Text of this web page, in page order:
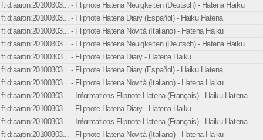
f:id:aaron:20100303... - Flipnote Hatena Neuigkeiten (Deutsch) - Hatena Haiku
f:id:aaron:20100303... - Flipnote Hatena Diary (Español) - Haiku Hatena
f:id:aaron:20100303... - Flipnote Hatena Novità (Italiano) - Hatena Haiku
f:id:aaron:20100303... - Flipnote Hatena Neuigkeiten (Deutsch) - Hatena Haiku
f:id:aaron:20100303... - Flipnote Hatena Diary - Hatena Haiku
f:id:aaron:20100303... - Flipnote Hatena Diary (Español) - Haiku Hatena
f:id:aaron:20100303... - Flipnote Hatena Novità (Italiano) - Hatena Haiku
f:id:aaron:20100303... - Informations Flipnote Hatena (Français) - Haiku Hatena
f:id:aaron:20100303... - Flipnote Hatena Diary - Hatena Haiku
f:id:aaron:20100303... - Informations Flipnote Hatena (Français) - Haiku Hatena
f:id:aaron:20100303... - Flipnote Hatena Novità (Italiano) - Hatena Haiku